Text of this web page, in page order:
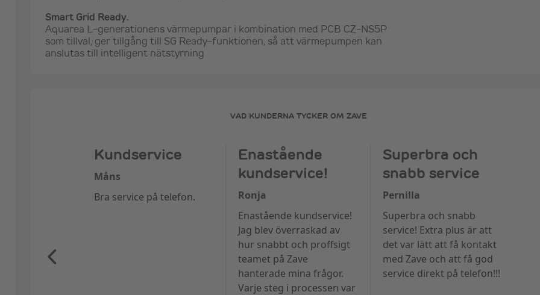
Smart Grid Ready.
Aquarea L-generationens värmepumpar i kombination med PCB CZ-NS5P
som tillval, ger tillgång till SG Ready-funktionen, så att värmepumpen kan
anslutas till intelligent nätstyrning
VAD KUNDERNA TYCKER OM ZAVE
Kundservice
Måns
Bra service på telefon.
Enastående
kundservice!
Ronja
Enastående kundservice!
Jag blev överraskad av
hur snabbt och proffsigt
teamet på Zave
hanterade mina frågor.
Varje steg i processen var
Superbra och
snabb service
Pernilla
Superbra och snabb
service! Extra plus är att
det var lätt att få kontakt
med Zave och att få god
service direkt på telefon!!!